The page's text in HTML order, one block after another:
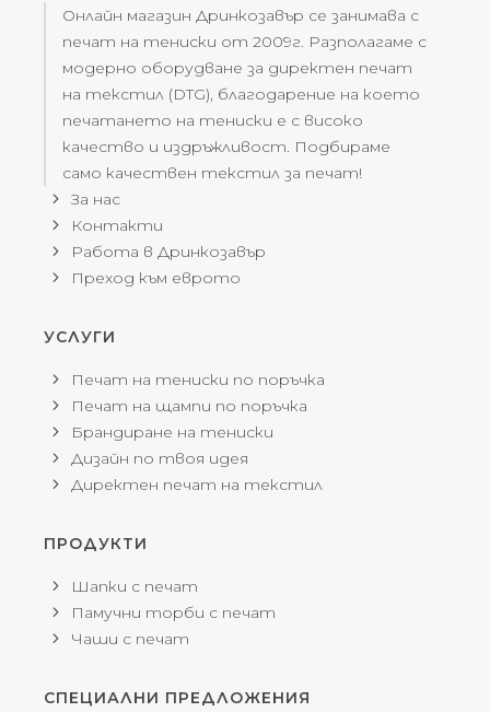
Онлайн магазин Дринкозавър се занимава с
печат на тениски от 2009г. Разполагаме с
модерно оборудване за директен печат
на текстил (DTG), благодарение на което
печатането на тениски е с високо
качество и издръжливост. Подбираме
само качествен текстил за печат!
За нас
Контакти
Работа в Дринкозавър
Преход към еврото
УСЛУГИ
Печат на тениски по поръчка
Печат на щампи по поръчка
Брандиране на тениски
Дизайн по твоя идея
Директен печат на текстил
ПРОДУКТИ
Шапки с печат
Памучни торби с печат
Чаши с печат
СПЕЦИАЛНИ ПРЕДЛОЖЕНИЯ